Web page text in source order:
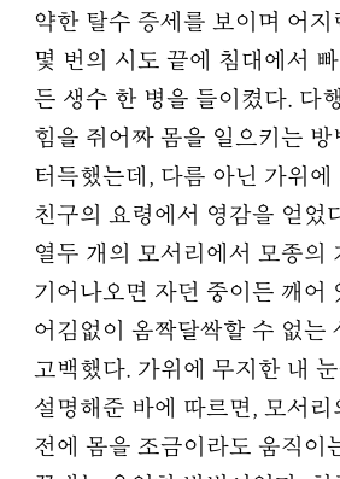
약한 탈수 증세를 보이며 어
몇 번의 시도 끝에 침대에서
든 생수 한 병을 들이켰다. 다
힘을 쥐어짜 몸을 일으키는 방
터득했는데, 다름 아닌 가위에
친구의 요령에서 영감을 얻었
열두 개의 모서리에서 모종의
기어나오면 자던 중이든 깨어
어김없이 옴짝달싹할 수 없는
고백했다. 가위에 무지한 내
설명해준 바에 따르면, 모서리
전에 몸을 조금이라도 움직이